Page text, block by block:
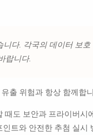
다. 각국의 데이터 보
랍니다.
출 위험과 항상 함께합
때도 보안과 프라이버시
트와 안전한 추첨 실시